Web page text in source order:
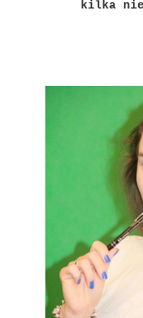
kilka